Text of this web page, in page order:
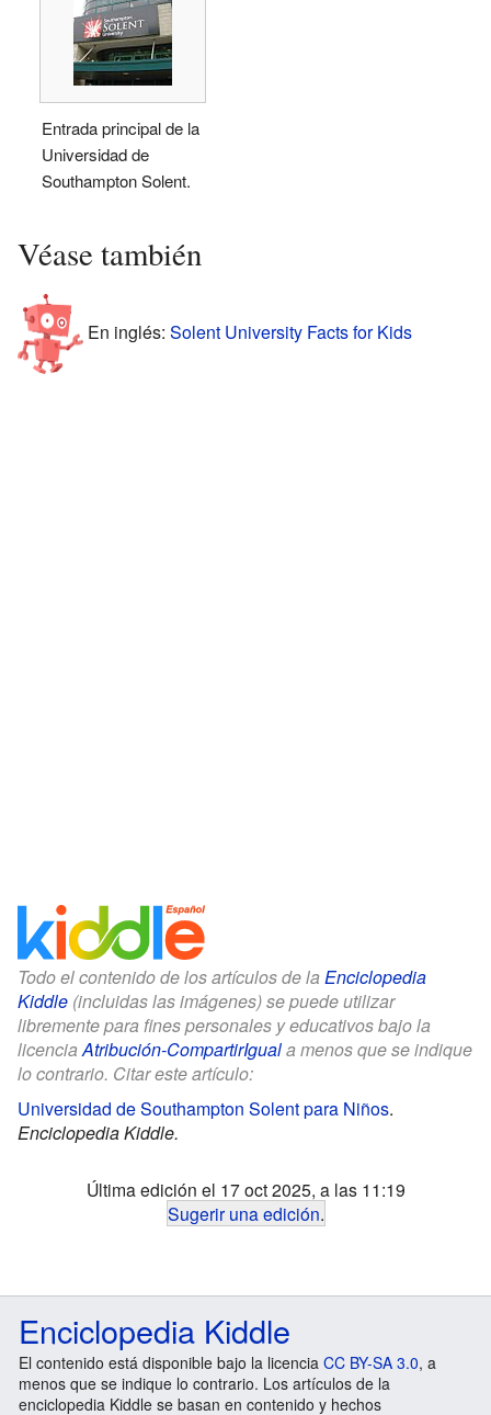
Entrada principal de la
Universidad de
Southampton Solent.
Véase también
En inglés: Solent University Facts for Kids
Todo el contenido de los artículos de la Enciclopedia
Kiddle (incluidas las imágenes) se puede utilizar
libremente para fines personales y educativos bajo la
licenciaAtribución-CompartirIguala menos que se indique
lo contrario. Citar este artículo:
Universidad de Southampton Solent para Niños.
Enciclopedia Kiddle.
Última edición el 17 oct 2025, a las 11:19
Sugerir una edición.
Enciclopedia Kiddle
El contenido está disponible bajo la licencia CC BY-SA 3.0, a
menos que se indique lo contrario. Los artículos de la
enciclopedia Kiddle se basan en contenido y hechos